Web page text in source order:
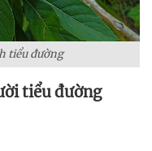
tiểu đường
tiểu đường